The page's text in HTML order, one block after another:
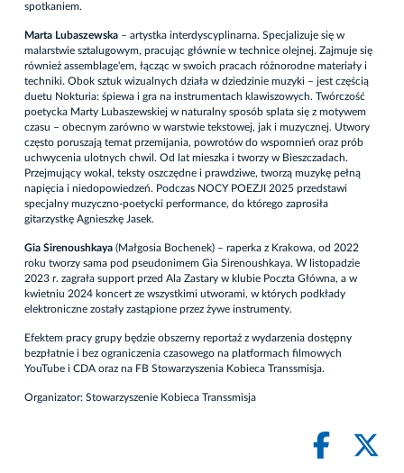
spotkaniem.
Marta Lubaszewska – artystka interdyscyplinarna. Specjalizuje się w
malarstwie sztalugowym, pracując głównie w technice olejnej. Zajmuje się
również assemblage'em, łącząc w swoich pracach różnorodne materiały i
techniki. Obok sztuk wizualnych działa w dziedzinie muzyki – jest częścią
duetu Nokturia: śpiewa i gra na instrumentach klawiszowych. Twórczość
poetycka Marty Lubaszewskiej w naturalny sposób splata się z motywem
czasu – obecnym zarówno w warstwie tekstowej, jak i muzycznej. Utwory
często poruszają temat przemijania, powrotów do wspomnień oraz prób
uchwycenia ulotnych chwil. Od lat mieszka i tworzy w Bieszczadach.
Przejmujący wokal, teksty oszczędne i prawdziwe, tworzą muzykę pełną
napięcia i niedopowiedzeń. Podczas NOCY POEZJI 2025 przedstawi
specjalny muzyczno-poetycki performance, do którego zaprosiła
gitarzystkę Agnieszkę Jasek.
Gia Sirenoushkaya (Małgosia Bochenek) – raperka z Krakowa, od 2022
roku tworzy sama pod pseudonimem Gia Sirenoushkaya. W listopadzie
2023 r. zagrała support przed Ala Zastary w klubie Poczta Główna, a w
kwietniu 2024 koncert ze wszystkimi utworami, w których podkłady
elektroniczne zostały zastąpione przez żywe instrumenty.
Efektem pracy grupy będzie obszerny reportaż z wydarzenia dostępny
bezpłatnie i bez ograniczenia czasowego na platformach filmowych
YouTube i CDA oraz na FB Stowarzyszenia Kobieca Transsmisja.
Organizator: Stowarzyszenie Kobieca Transsmisja